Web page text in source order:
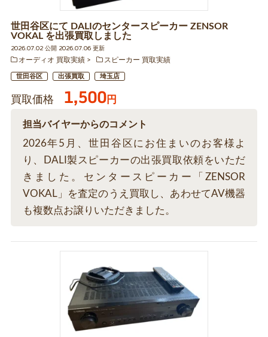
世田谷区にて DALIのセンタースピーカー ZENSOR
VOKAL を出張買取しました
2026.07.02 公開 2026.07.06 更新
オーディオ 買取実績
スピーカー 買取実績
世田谷区 出張買取 埼玉店
買取価格 1,500円
担当バイヤーからのコメント
2026年5月、世田谷区にお住まいのお客様よ
り、DALI製スピーカーの出張買取依頼をいただ
きました。センタースピーカー「ZENSOR
VOKAL」を査定のうえ買取し、あわせてAV機器
も複数点お譲りいただきました。